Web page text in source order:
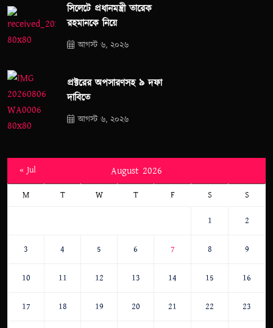
সিলেটে প্রধানমন্ত্রী তারেক
রহমানকে নিয়ে
আগস্ট ৬, ২০২৬
প্রক্টরের অপসারণসহ ৯ দফা
দাবিতে
আগস্ট ৬, ২০২৬
August 2026
M T W T F S S
1 2
3 4 5 6 7 8 9
10 11 12 13 14 15 16
17 18 19 20 21 22 23
« Jul